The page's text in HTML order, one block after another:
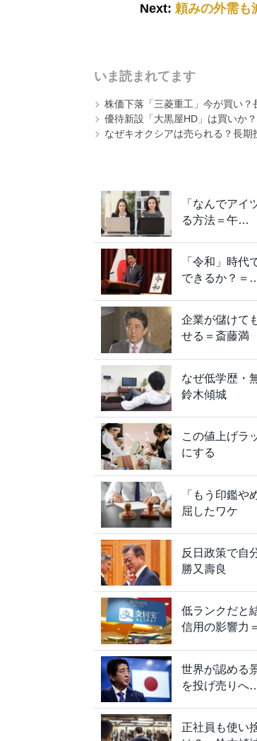
Next: 頼みの外需も
いま読まれてます
株価下落「三菱重工」今が買い？
優待新設「大黒屋HD」は買いか
なぜキオクシアは売られる？長
「なんでアイ
る方法＝午…
「令和」時代
できるか？＝
企業が儲けて
せる＝斎藤満
なぜ低学歴・
鈴木傾城
この値上げラ
にする
「もう印鑑
屈したワケ
反日政策で自
勝又壽良
低ランクだと
信用の影響力
世界が認める
を投げ売りへ
正社員も使い